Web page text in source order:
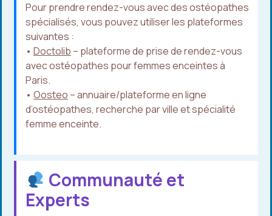
Pour prendre rendez-vous avec des ostéopathes
spécialisés, vous pouvez utiliser les plateformes
suivantes :
• Doctolib – plateforme de prise de rendez-vous
avec ostéopathes pour femmes enceintes à
Paris.
• Oosteo – annuaire/plateforme en ligne
d’ostéopathes, recherche par ville et spécialité
femme enceinte.
Communauté et
Experts